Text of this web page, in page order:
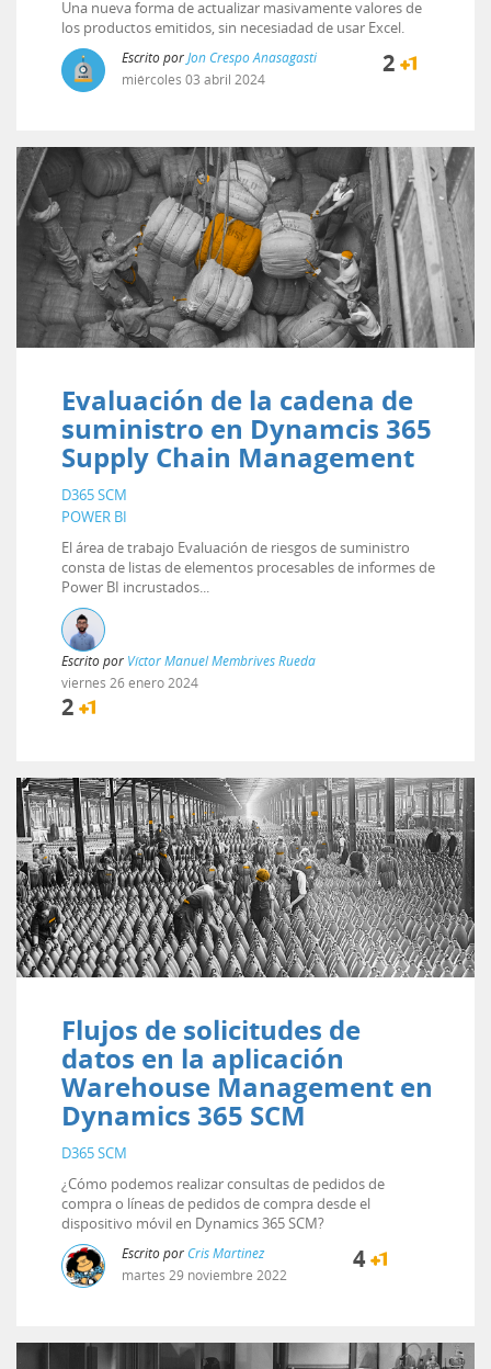
Una nueva forma de actualizar masivamente valores de
los productos emitidos, sin necesiadad de usar Excel.
Escrito porJon Crespo Anasagasti
miércoles 03 abril 2024
2
Evaluación de la cadena de
suministro en Dynamcis 365
Supply Chain Management
D365 SCM
POWER BI
El área de trabajo Evaluación de riesgos de suministro
consta de listas de elementos procesables de informes de
Power BI incrustados...
Escrito por Víctor Manuel Membrives Rueda
viernes 26enero2024
2
Flujos de solicitudes de
datos en la aplicación
Warehouse Management en
Dynamics 365 SCM
D365 SCM
¿Cómo podemos realizar consultas de pedidos de
compra o líneas de pedidos de compra desde el
dispositivo móvil en Dynamics 365 SCM?
Escrito por Cris Martinez
martes 29 noviembre 2022
4